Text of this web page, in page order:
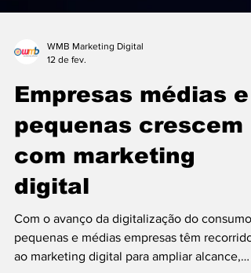
Empresas médias e
pequenas crescem
com marketing
digital
Com o avanço da digitalização do consumo,
pequenas e médias empresas têm recorrido